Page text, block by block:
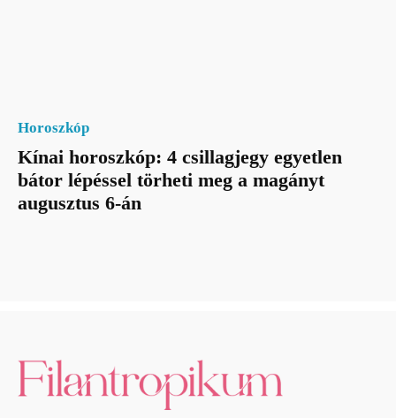
Horoszkóp
Kínai horoszkóp: 4 csillagjegy egyetlen
bátor lépéssel törheti meg a magányt
augusztus 6-án